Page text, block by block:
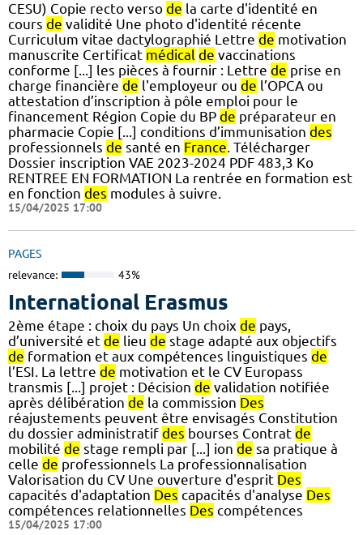
CESU) Copie recto verso de la carte d'identité en
cours de validité Une photo d'identité récente
Curriculum vitae dactylographié Lettre de motivation
manuscrite Certificat médical de vaccinations
conforme [...] les pièces à fournir : Lettre de prise en
charge financière de l'employeur ou de l’OPCA ou
attestation d’inscription à pôle emploi pour le
financement Région Copie du BP de préparateur en
pharmacie Copie [...] conditions d’immunisation des
professionnels de santé en France. Télécharger
Dossier inscription VAE 2023-2024 PDF 483,3 Ko
RENTREE EN FORMATION La rentrée en formation est
en fonction des modules à suivre.
15/04/2025 17:00
PAGES
relevance: 43%
International Erasmus
2ème étape : choix du pays Un choix de pays,
d’université et de lieu de stage adapté aux objectifs
de formation et aux compétences linguistiques de
l’ESI. La lettre de motivation et le CV Europass
transmis [...] projet : Décision de validation notifiée
après délibération de la commission Des
réajustements peuvent être envisagés Constitution
du dossier administratif des bourses Contrat de
mobilité de stage rempli par [...] ion de sa pratique à
celle de professionnels La professionnalisation
Valorisation du CV Une ouverture d'esprit Des
capacités d'adaptation Des capacités d'analyse Des
compétences relationnelles Des compétences
15/04/2025 17:00